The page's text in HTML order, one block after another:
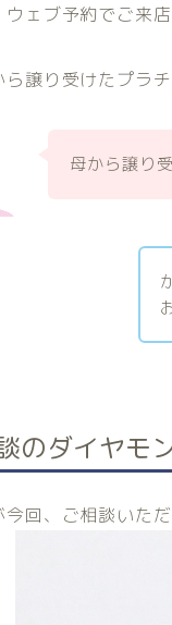
ウェブ予約でご来
ら譲り受けたプラ
母から譲り
のダイヤモ
今回、ご相談いた